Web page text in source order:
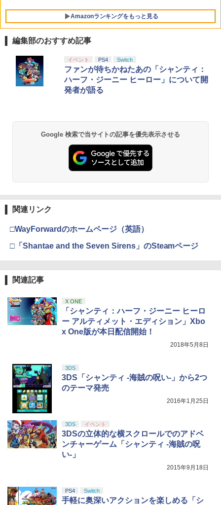
Amazonランキングをもっと見る
編集部のおすすめ記事
イベント PS4 Switch
ファンが待ちかねたあの「シャンティ：
ハーフ・ジーニー ヒーロー」について開
発者が語る
Google 検索で当サイトの記事を優先表示させる
関連リンク
□WayForwardのホームページ（英語）
□「Shantae and the Seven Sirens」のSteamページ
関連記事
X ONE
「シャンティ：ハーフ・ジーニー ヒーロ
ー アルティメット・エディション」Xbo
x One版が本日配信開始！
2018年5月8日
3DS
3DS「シャンティ -海賊の呪い-」から2つ
のテーマ発売
2016年1月25日
3DS イベント
3DSの立体的な横スクロールでのアドベ
ンチャーゲーム「シャンティ -海賊の呪
い-」
2015年9月18日
PS4 Switch
手軽に奥深いアクションを楽しめる「シ